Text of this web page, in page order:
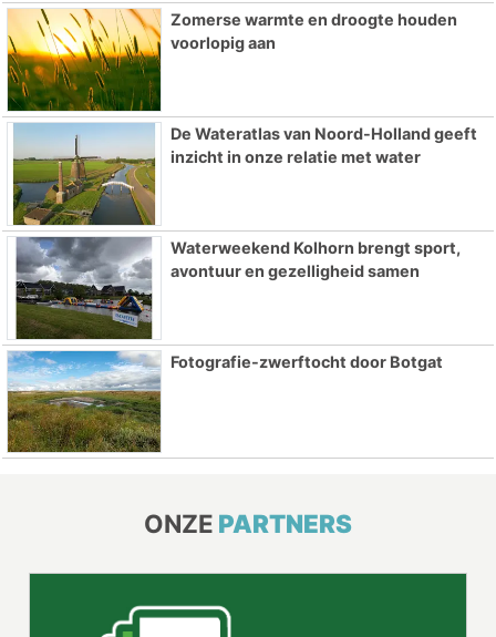
Zomerse warmte en droogte houden
voorlopig aan
De Wateratlas van Noord-Holland geeft
inzicht in onze relatie met water
Waterweekend Kolhorn brengt sport,
avontuur en gezelligheid samen
Fotografie-zwerftocht door Botgat
ONZE PARTNERS